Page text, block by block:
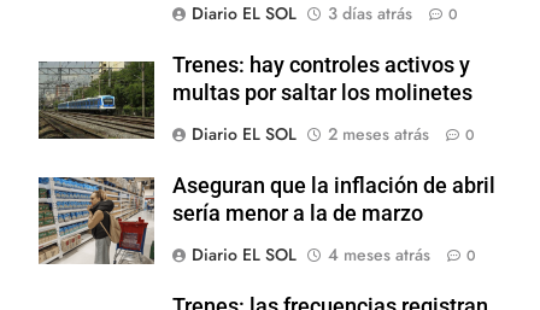
Diario EL SOL
3 días atrás 0
Trenes: hay controles activos y
multas por saltar los molinetes
Diario EL SOL
2 meses atrás 0
Aseguran que la inflación de abril
sería menor a la de marzo
Diario EL SOL
4 meses atrás 0